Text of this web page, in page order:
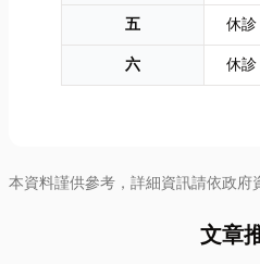
五
休診
六
休診
本資料謹供參考，詳細資訊請依政府
文章